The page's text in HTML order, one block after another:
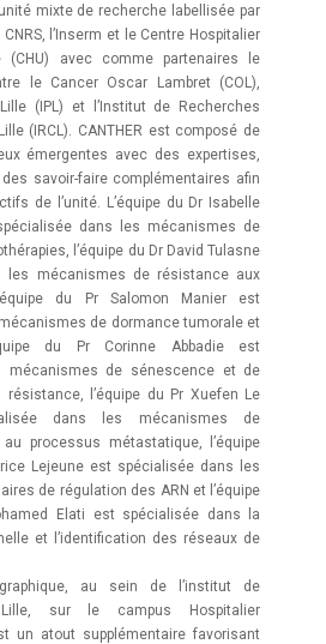
mixte de recherche labellisée par
CNRS, l’Inserm et le Centre Hospitalier
(CHU) avec comme partenaires le
le Cancer Oscar Lambret (COL),
(IPL) et l’Institut de Recherches
(IRCL). CANTHER est composé de
émergentes avec des expertises,
savoir-faire complémentaires afin
de l’unité. L’équipe du Dr Isabelle
dans les mécanismes de
l’équipe du Dr David Tulasne
les mécanismes de résistance aux
du Pr Salomon Manier est
de dormance tumorale et
du Pr Corinne Abbadie est
mécanismes de sénescence et de
l’équipe du Pr Xuefen Le
dans les mécanismes de
processus métastatique, l’équipe
Lejeune est spécialisée dans les
de régulation des ARN et l’équipe
Elati est spécialisée dans la
et l’identification des réseaux de
au sein de l’institut de
sur le campus Hospitalier
un atout supplémentaire favorisant